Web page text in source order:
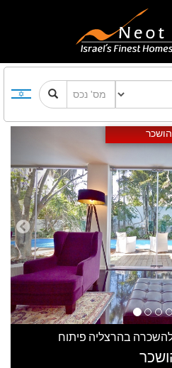
הושכר Previous